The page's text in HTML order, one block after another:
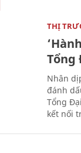
THỊ
Tổng
Nhân
đánh
Tổng
kết nối